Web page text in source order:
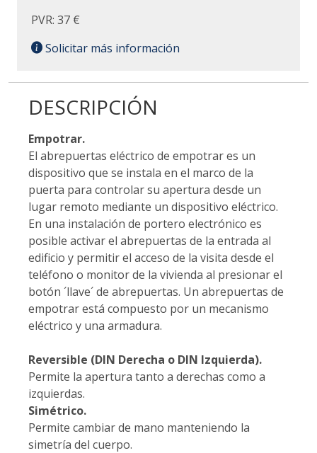
PVR: 37 €
Solicitar más información
DESCRIPCIÓN
Empotrar.
El abrepuertas eléctrico de empotrar es un
dispositivo que se instala en el marco de la
puerta para controlar su apertura desde un
lugar remoto mediante un dispositivo eléctrico.
En una instalación de portero electrónico es
posible activar el abrepuertas de la entrada al
edificio y permitir el acceso de la visita desde el
teléfono o monitor de la vivienda al presionar el
botón ´llave´ de abrepuertas. Un abrepuertas de
empotrar está compuesto por un mecanismo
eléctrico y una armadura.
Reversible (DIN Derecha o DIN Izquierda).
Permite la apertura tanto a derechas como a
izquierdas.
Simétrico.
Permite cambiar de mano manteniendo la
simetría del cuerpo.